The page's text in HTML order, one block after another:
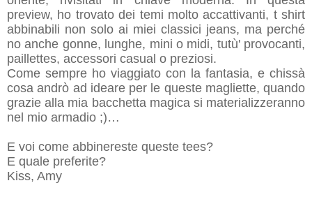
preview, ho trovato dei temi molto accattivanti, t shirt
abbinabili non solo ai miei classici jeans, ma perché
no anche gonne, lunghe, mini o midi, tutù' provocanti,
paillettes, accessori casual o preziosi.
Come sempre ho viaggiato con la fantasia, e chissà
cosa andrò ad ideare per le queste magliette, quando
grazie alla mia bacchetta magica si materializzeranno
nel mio armadio ;)…
E voi come abbinereste queste tees?
E quale preferite?
Kiss, Amy